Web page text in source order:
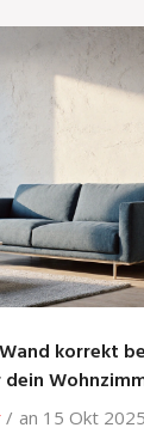
korrekt
an 15 Okt 2025